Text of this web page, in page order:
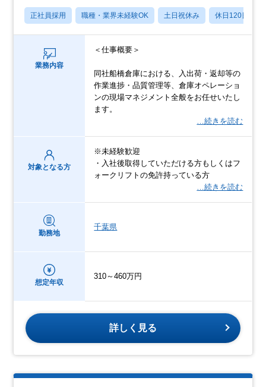
正社員採用 職種・業界未経験OK 土日祝休み 休日120日以上
業務内容
＜仕事概要＞
同社船橋倉庫における、入出荷・返却等の
作業進捗・品質管理等、倉庫オペレーショ
ンの現場マネジメント全般をお任せいたし
ます。
…続きを読む
対象となる方
※未経験歓迎
・入社後取得していただける方もしくはフ
ォークリフトの免許持っている方
…続きを読む
勤務地
千葉県
想定年収
310～460万円
詳しく見る